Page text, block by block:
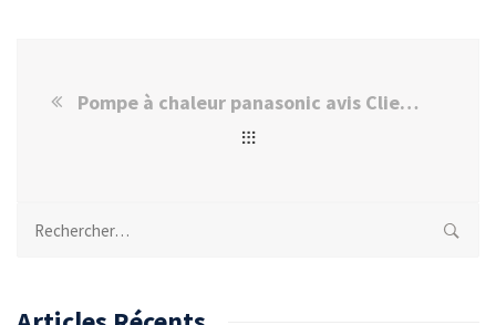
Pompe à chaleur panasonic avis Client Brie-Comte-Robert
Rechercher :